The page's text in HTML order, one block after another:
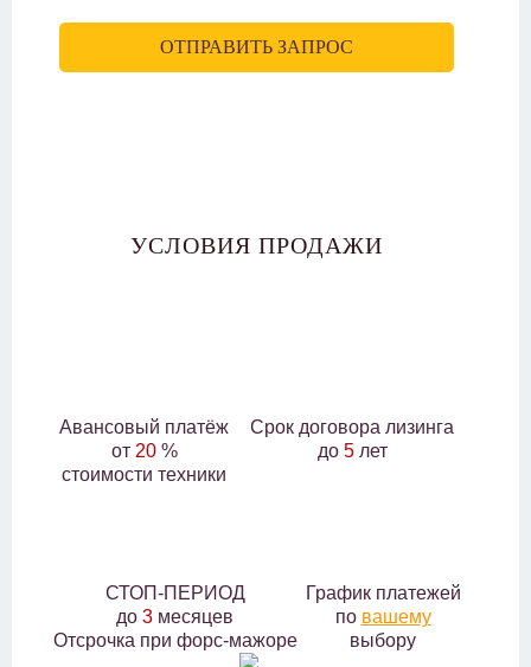
УСЛОВИЯ ПРОДАЖИ
Авансовый платёж
от 20%
стоимости техники
Срок договора лизинга
до 5лет
СТОП-ПЕРИОД
до 3 месяцев
Отсрочка при форс-мажоре
График платежей
по вашему
выбору